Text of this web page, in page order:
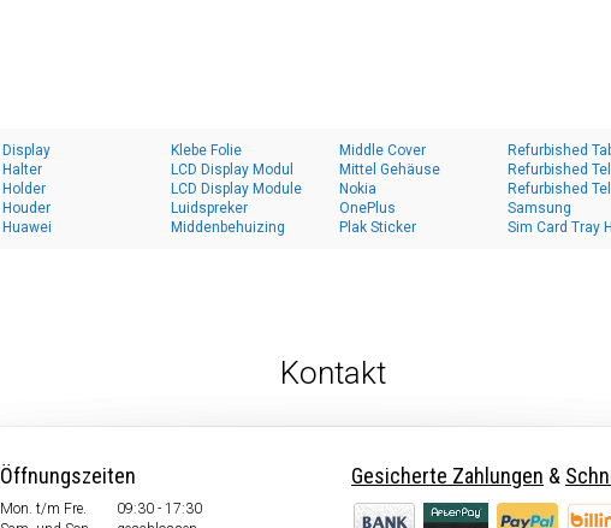
Display
Halter
Holder
Houder
Huawei
Klebe Folie
LCD Display Modul
LCD Display Module
Luidspreker
Middenbehuizing
Middle Cover
Mittel Gehäuse
Nokia
OnePlus
Plak Sticker
Refurbished
Refurbished
Refurbished
Samsung
Sim Card Tray
Kontakt
Öffnungszeiten
Mon. t/m Fre.
09:30 - 17:30
Gesicherte Zahlungen &